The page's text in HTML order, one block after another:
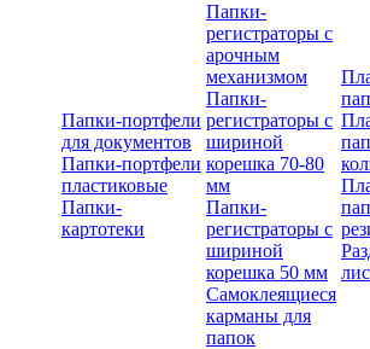
Папки-портфели
для документов
Папки-портфели
пластиковые
Папки-
картотеки
Папки-
регистраторы с
арочным
механизмом
Папки-
регистраторы с
шириной
корешка 70-80
мм
Папки-
регистраторы с
шириной
корешка 50 мм
Самоклеящиеся
карманы для
папок